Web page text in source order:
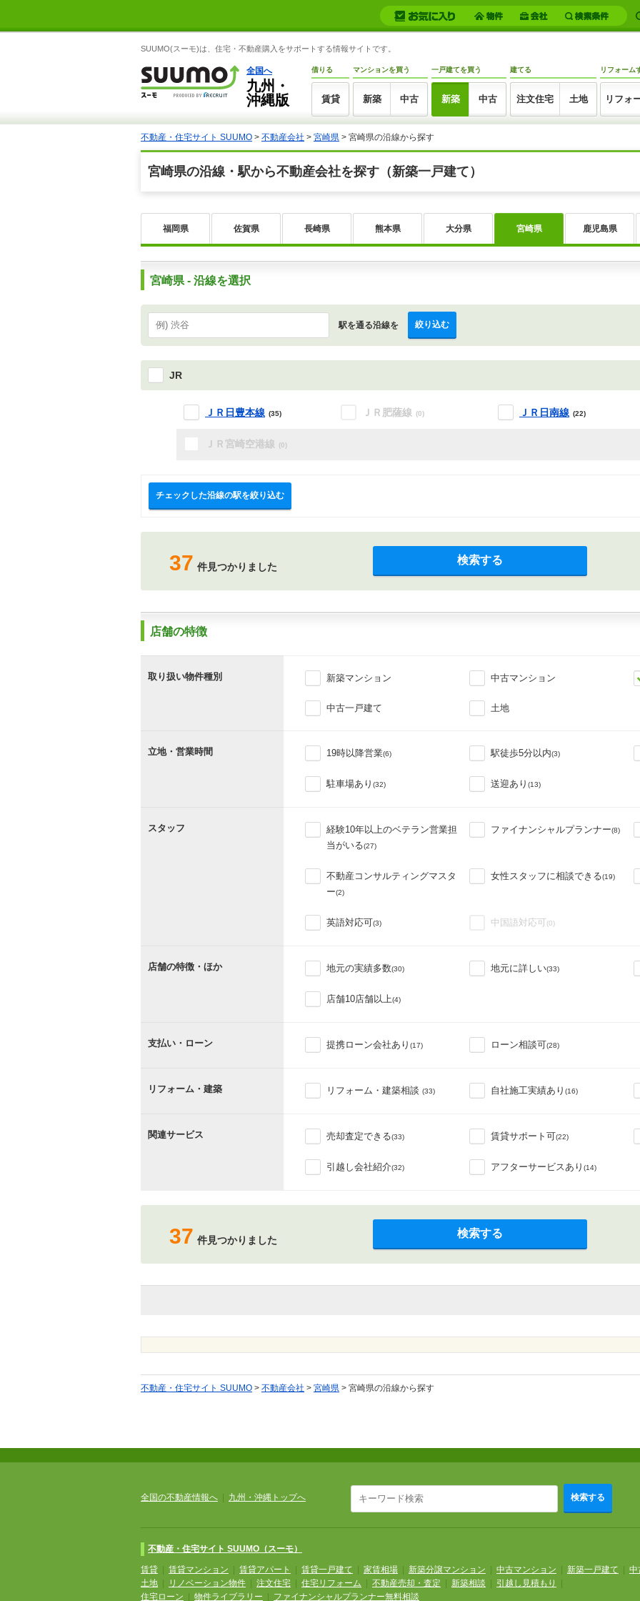
SUUMO(スーモ)は、住宅・不動産購入をサポートする情報サイトです。
全国へ
九州・
沖縄版
借りる
賃貸
マンションを買う
新築 中古
一戸建てを買う
新築 中古
建てる
注文住宅 土地
リフォーム
リフォ
不動産・住宅サイト SUUMO > 不動産会社 > 宮崎県 > 宮崎県の沿線から探す
宮崎県の沿線・駅から不動産会社を探す（新築一戸建て）
福岡県 佐賀県 長崎県 熊本県 大分県 宮崎県 鹿児島県
宮崎県 - 沿線を選択
駅を通る沿線を 絞り込む
JR
ＪＲ日豊本線 (35) ＪＲ肥薩線 (0) ＪＲ日南線 (22)
ＪＲ宮崎空港線 (0)
チェックした沿線の駅を絞り込む
37 件見つかりました
検索する
店舗の特徴
取り扱い物件種別 新築マンション 中古マンション
中古一戸建て 土地
立地・営業時間 19時以降営業(6) 駅徒歩5分以内(3)
駐車場あり (32) 送迎あり (13)
スタッフ
経験10年以上のベテラン営業担
当がいる(27)
ファイナンシャルプランナー(8)
不動産コンサルティングマスタ
ー(2)
女性スタッフに相談できる(19)
英語対応可(3) 中国語対応可(0)
店舗の特徴・ほか 地元の実績多数(30) 地元に詳しい(33)
店舗10店舗以上(4)
支払い・ローン 提携ローン会社あり (17) ローン相談可(28)
リフォーム・建築 リフォーム・建築相談 (33) 自社施工実績あり (16)
関連サービス 売却査定できる(33) 賃貸サポート可(22)
引越し会社紹介(32) アフターサービスあり (14)
37 件見つかりました
検索する
不動産・住宅サイト SUUMO > 不動産会社 > 宮崎県 > 宮崎県の沿線から探す
全国の不動産情報へ 九州・沖縄トップへ 検索する
不動産・住宅サイト SUUMO（スーモ）
賃貸 賃貸マンション 賃貸アパート 賃貸一戸建て 家賃相場 新築分譲マンション 中古マンション 新築一戸建て 中
土地
リノベーション物件 注文住宅 住宅リフォーム 不動産売却・査定 新築相談 引越し見積もり
住宅ローン
物件ライブラリー ファイナンシャルプランナー無料相談